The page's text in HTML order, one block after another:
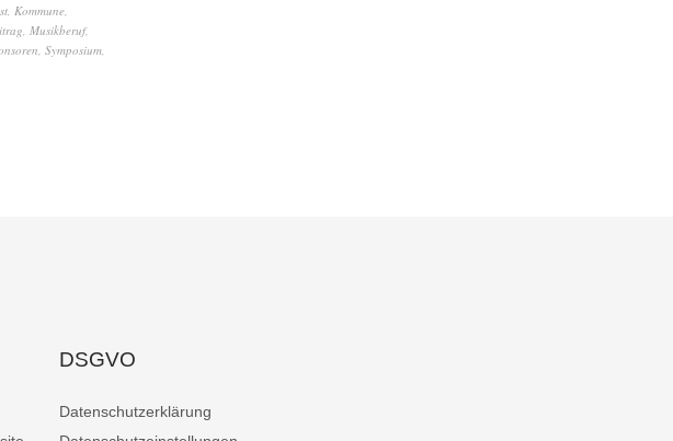
Kommune
Musikberuf,
Symposium
DSGVO
Datenschutzerklärung